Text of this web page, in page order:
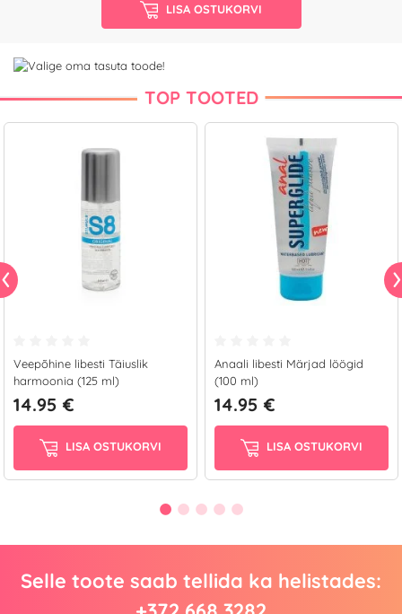
LISA OSTUKORVI
TOP TOOTED
Veepõhine libesti Täiuslik
harmoonia (125 ml)
14.95 €
LISA OSTUKORVI
Anaali libesti Märjad löögid
(100 ml)
14.95 €
LISA OSTUKORVI
Selle toote saab tellida ka helistades: